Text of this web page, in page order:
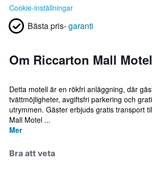
Cookie-inställningar
Bästa pris-garanti
Om Riccarton Mall Motel
Detta motell är en rökfri anläggning, där
tvättmöjligheter, avgiftsfri parkering och
utrymmen. Gäster erbjuds gratis transport
Mall Motel ...
Mer
Bra att veta